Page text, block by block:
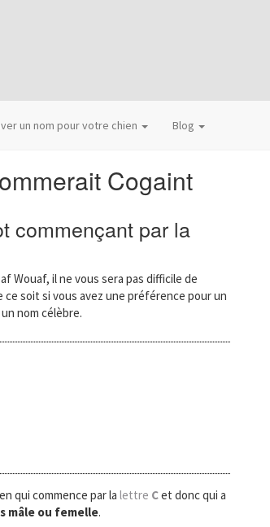
un nom pour votre chien Blog
Cogaint
commençant par la
Wouaf, il ne vous sera pas difficile de
soit si vous avez une préférence pour un
nom célèbre.
qui commence par la lettre Cet donc qui a
mâle ou femelle.